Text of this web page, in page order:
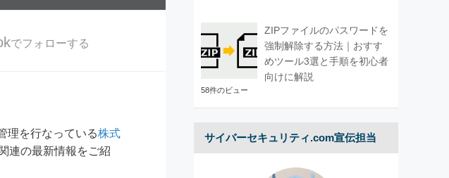
でフォローする
理を行なっている株式
連の最新情報をご紹
ZIPファイルのパスワードを
強制解除する方法｜おすす
めツール3選と手順を初心者
向けに解説
58件のビュー
サイバーセキュリティ.com宣伝担当